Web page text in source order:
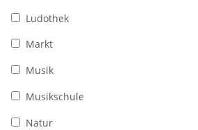
Ludothek
Markt
Musik
Musikschule
Natur